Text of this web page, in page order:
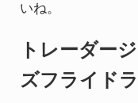
いね。
トレーダー
ズフライドラ